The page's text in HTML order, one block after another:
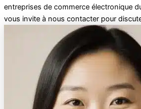
entreprises de commerce électronique
vous invite à nous contacter pour